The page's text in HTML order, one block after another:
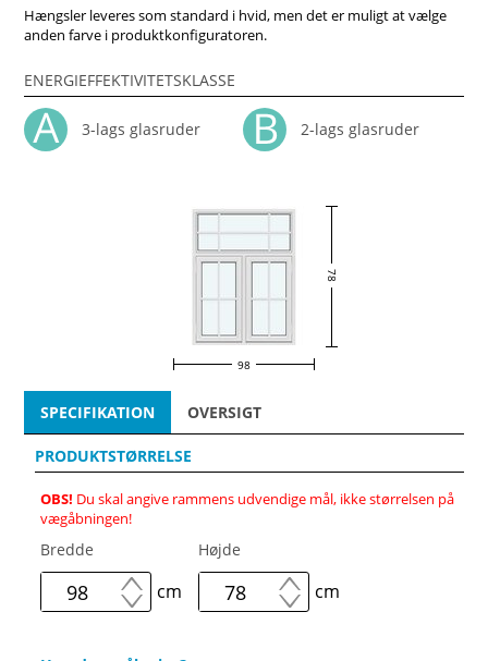
Hængsler leveres som standard i hvid, men det er muligt at vælge
anden farve i produktkonfiguratoren.
ENERGIEFFEKTIVITETSKLASSE
3-lags glasruder 2-lags glasruder
78
98
SPECIFIKATION OVERSIGT
PRODUKTSTØRRELSE
OBS! Du skal angive rammens udvendige mål, ikke størrelsen på
vægåbningen!
Bredde
cm
Højde
cm